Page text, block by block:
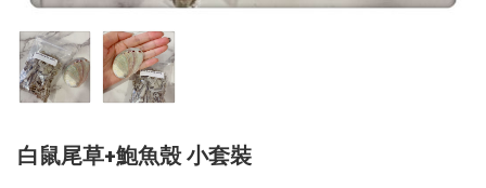
白鼠尾草+鮑魚殼 小套裝